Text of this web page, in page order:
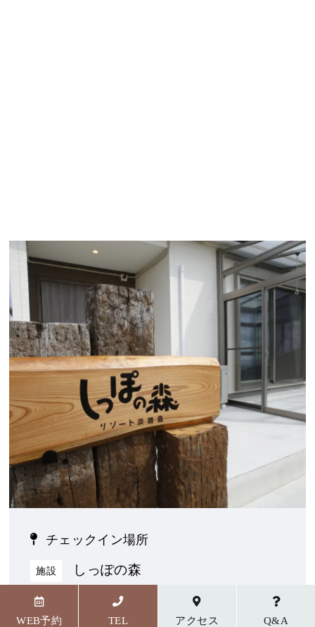
チェックイン場所
施設 しっぽの森
〒656-1727 兵庫県淡路市野島貴船23番地5
WEB予約
TEL アクセス Q&A